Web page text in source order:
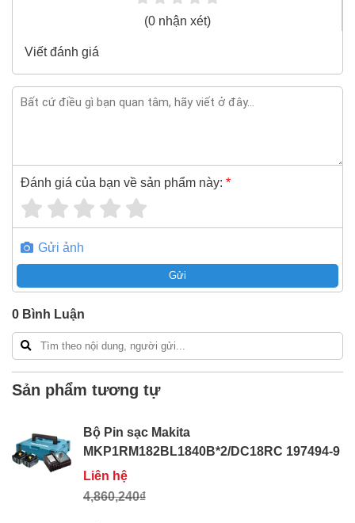
Bao 1 đổi 1 trong 24 giờ
Bộ Pin sạc Makita
MKP1RG182BL1860B*2/DC18RC 198116-4
lòng liên hệ hotline -024.2224.8888hoặc zalo -
(0 nhận xét)
Viết đánh giá
Đánh giá của bạn về sản phẩm này: *
Gửi ảnh
Gửi
0 Bình Luận
Sản phẩm tương tự
Bộ Pin sạc Makita
MKP1RM182BL1840B*2/DC18RC 197494-9
Liên hệ
4,860,240₫